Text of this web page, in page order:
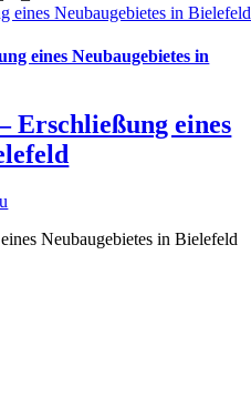
eines Neubaugebietes in Bielefeld
eines Neubaugebietes in
Erschließung eines
Neubaugebietes in Bielefeld